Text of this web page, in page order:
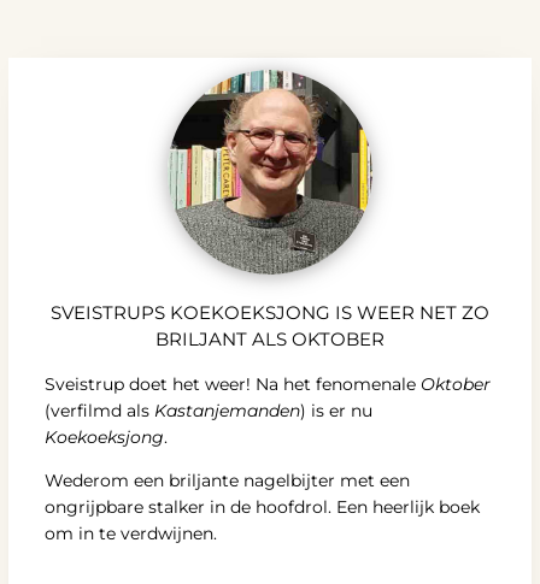
SVEISTRUPS KOEKOEKSJONG IS WEER NET ZO
BRILJANT ALS OKTOBER
Sveistrup doet het weer! Na het fenomenale Oktober
(verfilmd als Kastanjemanden) is er nu
Koekoeksjong.
Wederom een briljante nagelbijter met een
ongrijpbare stalker in de hoofdrol. Een heerlijk boek
om in te verdwijnen.